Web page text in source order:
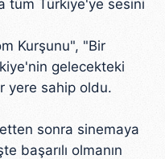
tüm Türkiye'ye sesini
Kurşunu", "Bir
gelecekteki
yere sahip oldu.
sonra sinemaya
başarılı olmanın